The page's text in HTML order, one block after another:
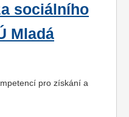
sociálního
Mladá
pro získání a